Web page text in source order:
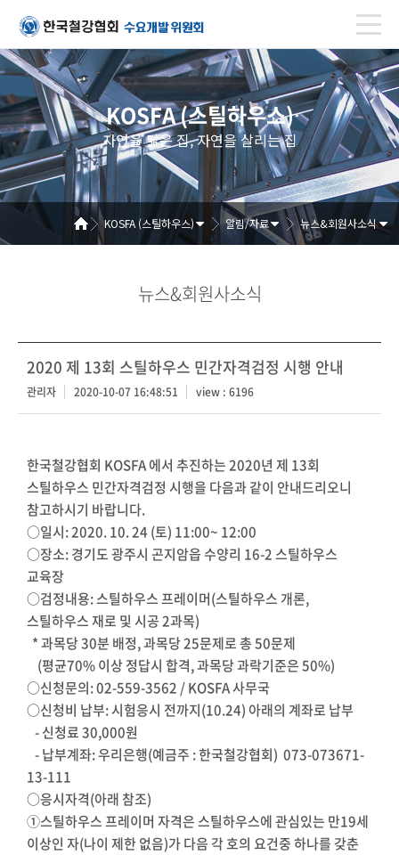
KOSFA (스틸하우스)
자연을 닮은 집, 자연을 살리는 집
KOSFA (스틸하우스) 알림/자료 뉴스&회원사소식
뉴스&회원사소식
2020 제 13회 스틸하우스 민간자격검정 시행 안내
관리자 2020-10-07 16:48:51 view : 6196
한국철강협회 KOSFA 에서 추진하는 2020년 제 13회
스틸하우스 민간자격검정 시행을 다음과 같이 안내드리오니
참고하시기 바랍니다.
○일시: 2020. 10. 24 (토) 11:00~ 12:00
○장소: 경기도 광주시 곤지암읍 수양리 16-2 스틸하우스
교육장
○검정내용: 스틸하우스 프레이머(스틸하우스 개론,
스틸하우스 재로 및 시공 2과목)
* 과목당 30분 배정, 과목당 25문제로 총 50문제
(평균70% 이상 정답시 합격, 과목당 과락기준은 50%)
○신청문의: 02-559-3562 / KOSFA 사무국
○신청비 납부: 시험응시 전까지(10.24) 아래의 계좌로 납부
- 신청료 30,000원
- 납부계좌: 우리은행(예금주 : 한국철강협회) 073-073671-
13-111
○응시자격(아래 참조)
①스틸하우스 프레이머 자격은 스틸하우스에 관심있는 만19세
이상인 자(나이 제한 없음)가 다음 각 호의 요건중 하나를 갖춘